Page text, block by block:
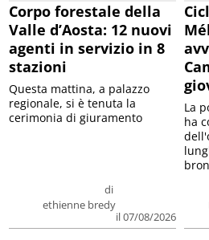
Corpo forestale della
Valle d’Aosta: 12 nuovi
agenti in servizio in 8
stazioni
di
ethienne bredy
il 07/08/2026
Questa mattina, a palazzo
regionale, si è tenuta la
cerimonia di giuramento
La
ha